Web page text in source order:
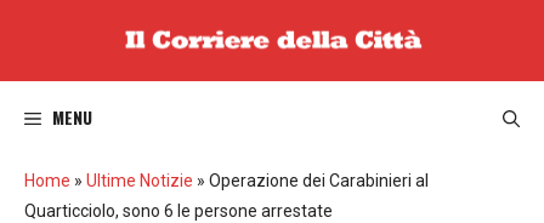
MENU
Home » Ultime Notizie » Operazione dei Carabinieri al
Quarticciolo, sono 6 le persone arrestate